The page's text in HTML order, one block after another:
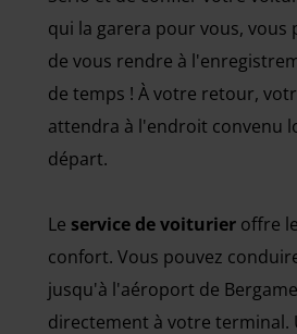
qui la garera pour vous, vous
de vous rendre à
de temps ! À votre retour,
attendra à l'endroit convenu
départ.
Le service de voiturier offre
confort. Vous pouvez
jusqu'à l'aéroport de
directement à votre terminal.